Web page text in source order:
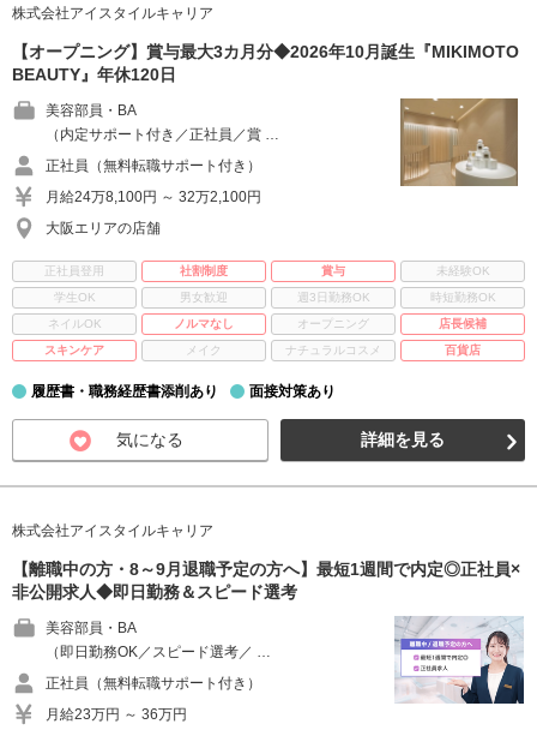
株式会社アイスタイルキャリア
【オープニング】賞与最大3カ月分◆2026年10月誕生『MIKIMOTO
BEAUTY』年休120日
美容部員・BA
（内定サポート付き／正社員／賞 …
正社員（無料転職サポート付き）
月給24万8,100円 ～ 32万2,100円
大阪エリアの店舗
正社員登用 社割制度 賞与
未経験OK
学生OK
男女歓迎 週3日勤務OK
時短勤務OK
ネイルOK
ノルマなし オープニング
店長候補
スキンケア
メイク ナチュラルコスメ 百貨店
履歴書・職務経歴書添削あり 面接対策あり
気になる 詳細を見る
株式会社アイスタイルキャリア
【離職中の方・8～9月退職予定の方へ】最短1週間で内定◎正社員×
非公開求人◆即日勤務＆スピード選考
美容部員・BA
（即日勤務OK／スピード選考／ …
正社員（無料転職サポート付き）
月給23万円 ～ 36万円